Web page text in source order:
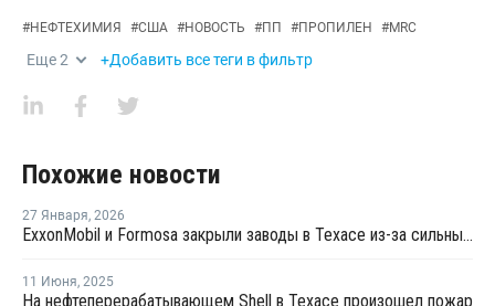
#НЕФТЕХИМИЯ #США #НОВОСТЬ #ПП #ПРОПИЛЕН #MRC
Еще2 +Добавить все теги в фильтр
Похожие новости
27 Января, 2026
ExxonMobil и Formosa закрыли заводы в Техасе из-за сильных морозов
11 Июня, 2025
На нефтеперерабатывающем Shell в Техасе произошел пожар